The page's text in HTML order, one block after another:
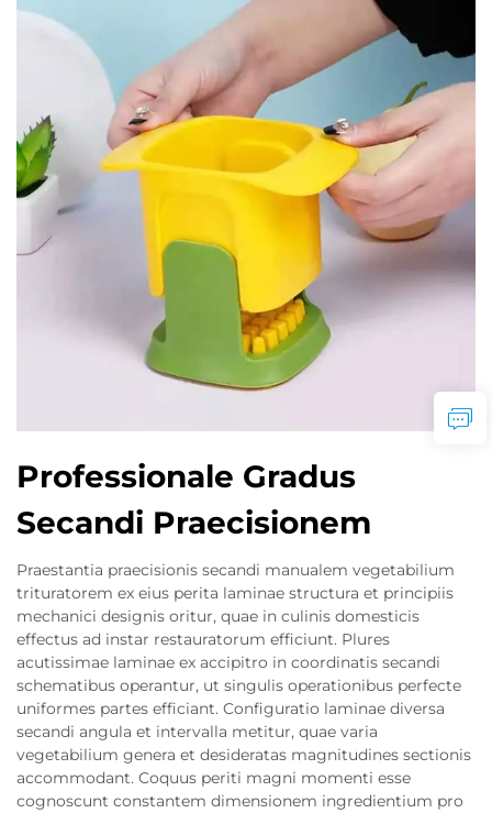
Professionale Gradus
Secandi Praecisionem
Praestantia praecisionis secandi manualem vegetabilium
trituratorem ex eius perita laminae structura et principiis
mechanici designis oritur, quae in culinis domesticis
effectus ad instar restauratorum efficiunt. Plures
acutissimae laminae ex accipitro in coordinatis secandi
schematibus operantur, ut singulis operationibus perfecte
uniformes partes efficiant. Configuratio laminae diversa
secandi angula et intervalla metitur, quae varia
vegetabilium genera et desideratas magnitudines sectionis
accommodant. Coquus periti magni momenti esse
cognoscunt constantem dimensionem ingredientium pro